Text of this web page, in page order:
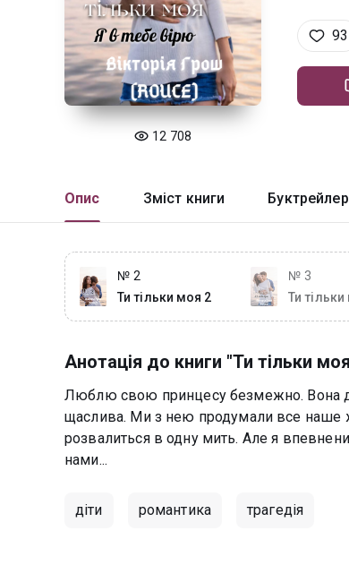
12 708
93
Опис Зміст книги Буктрейлер
№ 2
Ти тільки моя 2
№ 3
Ти
Анотація до книги "Ти тільки
Люблю свою принцесу безмежно. Вона
щаслива. Ми з нею продумали все наше
розвалиться в одну мить. Але я
нами...
діти романтика трагедія